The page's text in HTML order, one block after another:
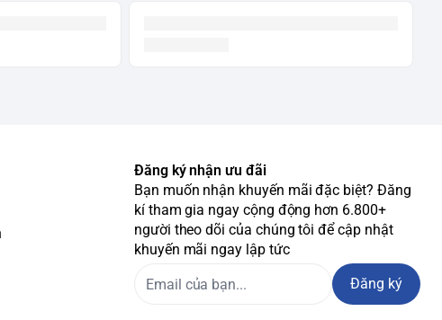
Đăng ký nhận ưu đãi
Bạn muốn nhận khuyến mãi đặc biệt? Đăng
kí tham gia ngay cộng động hơn 6.800+
người theo dõi của chúng tôi để cập nhật
khuyến mãi ngay lập tức
Đăng ký